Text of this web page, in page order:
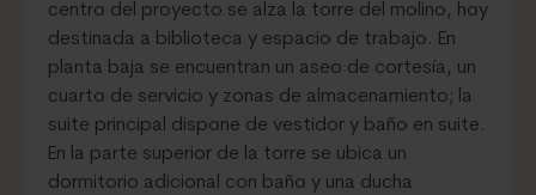
centro del proyecto se alza la torre del molino, hoy
destinada a biblioteca y espacio de trabajo. En
planta baja se encuentran un aseo de cortesía, un
cuarto de servicio y zonas de almacenamiento; la
suite principal dispone de vestidor y baño en suite.
En la parte superior de la torre se ubica un
dormitorio adicional con baño y una ducha